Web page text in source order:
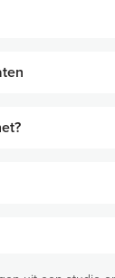
uitziend,
droog,
uitziend,
van glans